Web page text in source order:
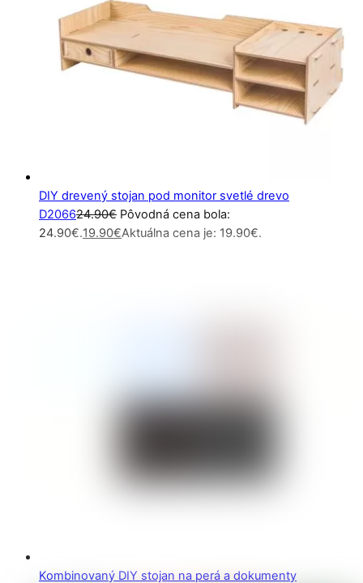
DIY drevený stojan pod monitor svetlé drevo
D206624.90€ Pôvodná cena bola:
24.90€.19.90€Aktuálna cena je: 19.90€.
Kombinovaný DIY stojan na perá a dokumenty